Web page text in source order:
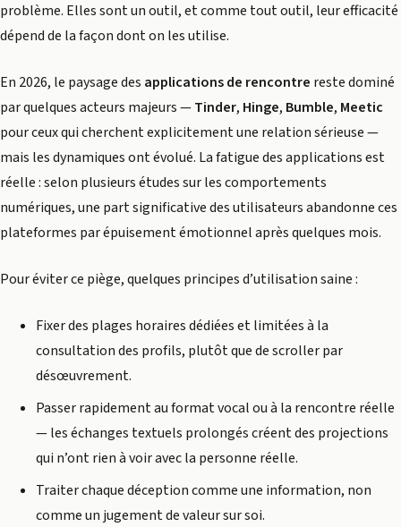
problème. Elles sont un outil, et comme tout outil, leur efficacité
dépend de la façon dont on les utilise.
En 2026, le paysage des applications de rencontre reste dominé
par quelques acteurs majeurs —Tinder, Hinge, Bumble, Meetic
pour ceux qui cherchent explicitement une relation sérieuse —
mais les dynamiques ont évolué. La fatigue des applications est
réelle : selon plusieurs études sur les comportements
numériques, une part significative des utilisateurs abandonne ces
plateformes par épuisement émotionnel après quelques mois.
Pour éviter ce piège, quelques principes d’utilisation saine :
Fixer des plages horaires dédiées et limitées à la
consultation des profils, plutôt que de scroller par
désœuvrement.
Passer rapidement au format vocal ou à la rencontre réelle
— les échanges textuels prolongés créent des projections
qui n’ont rien à voir avec la personne réelle.
Traiter chaque déception comme une information, non
comme un jugement de valeur sur soi.